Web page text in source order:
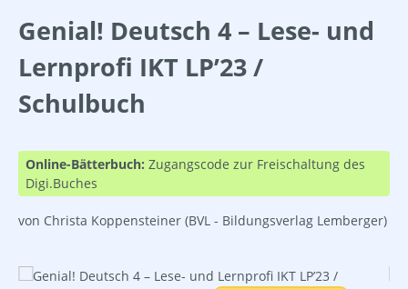
Genial! Deutsch 4 – Lese- und
Lernprofi IKT LP’23 /
Schulbuch
Online-Bätterbuch: Zugangscode zur Freischaltung des
Digi.Buches
von Christa Koppensteiner (BVL - Bildungsverlag Lemberger)
Bildergalerie überspringen